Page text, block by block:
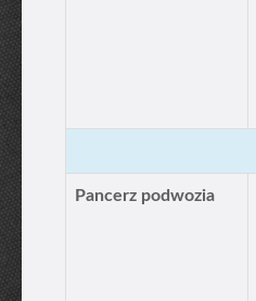
Pancerz podwozia